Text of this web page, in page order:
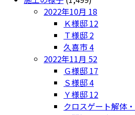
2022年10月 18
Ｋ様邸 12
Ｔ様邸 2
久喜市4
2022年11月 52
Ｇ様邸 17
Ｓ様邸4
Ｙ様邸 12
クロスゲート解体